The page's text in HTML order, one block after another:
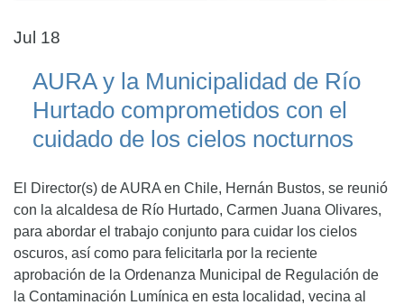
Jul 18
AURA y la Municipalidad de Río
Hurtado comprometidos con el
cuidado de los cielos nocturnos
El Director(s) de AURA en Chile, Hernán Bustos, se reunió
con la alcaldesa de Río Hurtado, Carmen Juana Olivares,
para abordar el trabajo conjunto para cuidar los cielos
oscuros, así como para felicitarla por la reciente
aprobación de la Ordenanza Municipal de Regulación de
la Contaminación Lumínica en esta localidad, vecina al